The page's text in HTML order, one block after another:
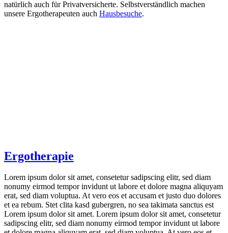
natürlich auch für Privatversicherte. Selbstverständlich machen
unsere Ergotherapeuten auch Hausbesuche.
Ergotherapie
Lorem ipsum dolor sit amet, consetetur sadipscing elitr, sed diam
nonumy eirmod tempor invidunt ut labore et dolore magna aliquyam
erat, sed diam voluptua. At vero eos et accusam et justo duo dolores
et ea rebum. Stet clita kasd gubergren, no sea takimata sanctus est
Lorem ipsum dolor sit amet. Lorem ipsum dolor sit amet, consetetur
sadipscing elitr, sed diam nonumy eirmod tempor invidunt ut labore